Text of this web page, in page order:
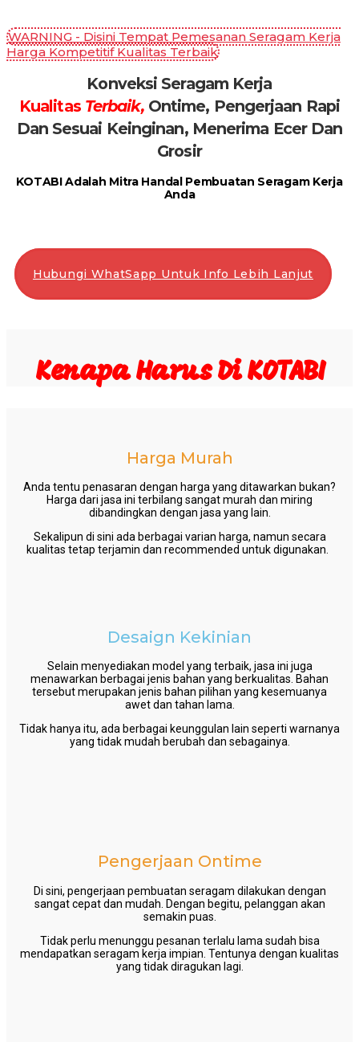
WARNING - Disini Tempat Pemesanan Seragam Kerja
Harga Kompetitif Kualitas Terbaik
Konveksi Seragam Kerja
Kualitas Terbaik,Ontime, Pengerjaan Rapi
Dan Sesuai Keinginan, Menerima Ecer Dan
Grosir
KOTABI Adalah Mitra Handal Pembuatan Seragam Kerja
Anda
Hubungi WhatSapp Untuk Info Lebih Lanjut
Kenapa Harus Di KOTABI
Harga Murah
Anda tentu penasaran dengan harga yang ditawarkan bukan?
Harga dari jasa ini terbilang sangat murah dan miring
dibandingkan dengan jasa yang lain.
Sekalipun di sini ada berbagai varian harga, namun secara
kualitas tetap terjamin dan recommended untuk digunakan.
Desaign Kekinian
Selain menyediakan model yang terbaik, jasa ini juga
menawarkan berbagai jenis bahan yang berkualitas. Bahan
tersebut merupakan jenis bahan pilihan yang kesemuanya
awet dan tahan lama.
Tidak hanya itu, ada berbagai keunggulan lain seperti warnanya
yang tidak mudah berubah dan sebagainya.
Pengerjaan Ontime
Di sini, pengerjaan pembuatan seragam dilakukan dengan
sangat cepat dan mudah. Dengan begitu, pelanggan akan
semakin puas.
Tidak perlu menunggu pesanan terlalu lama sudah bisa
mendapatkan seragam kerja impian. Tentunya dengan kualitas
yang tidak diragukan lagi.